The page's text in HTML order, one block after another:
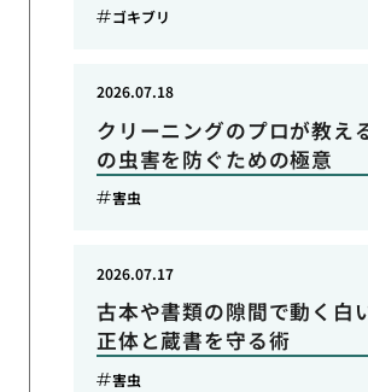
ゴキブリ
クリーニングのプロが教え
の虫害を防ぐための極意
2026.07.18
害虫
古本や書類の隙間で動く白
正体と蔵書を守る術
2026.07.17
害虫